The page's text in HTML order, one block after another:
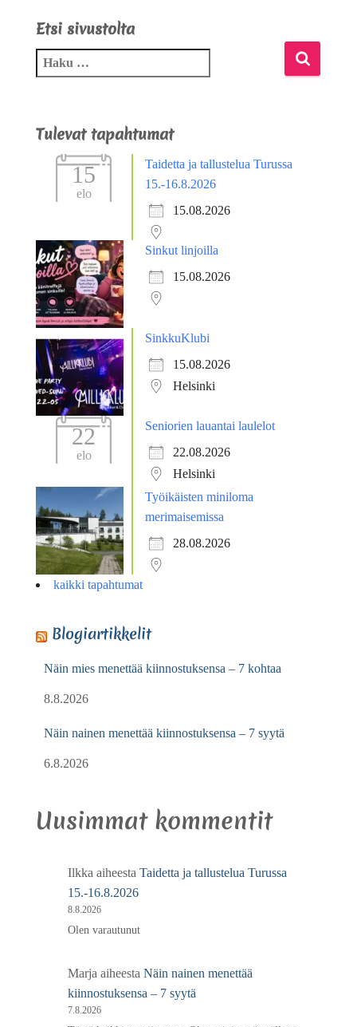
Etsi sivustolta
Tulevat tapahtumat
15
elo
Taidetta ja tallustelua Turussa
15.-16.8.2026
15.08.2026
Sinkut linjoilla
15.08.2026
SinkkuKlubi
15.08.2026
Helsinki
22
elo
Seniorien lauantai laulelot
22.08.2026
Helsinki
Työikäisten miniloma
merimaisemissa
28.08.2026
kaikki tapahtumat
Blogiartikkelit
Näin mies menettää kiinnostuksensa – 7 kohtaa
8.8.2026
Näin nainen menettää kiinnostuksensa – 7 syytä
6.8.2026
Uusimmat kommentit
Ilkka aiheesta Taidetta ja tallustelua Turussa
15.-16.8.2026
8.8.2026
Olen varautunut
Marja aiheesta Näin nainen menettää
kiinnostuksensa – 7 syytä
7.8.2026